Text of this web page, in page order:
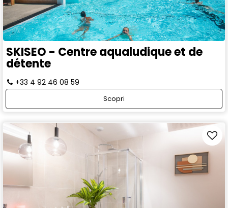
SKISEO - Centre aqualudique et de
détente
+33 4 92 46 08 59
Scopri